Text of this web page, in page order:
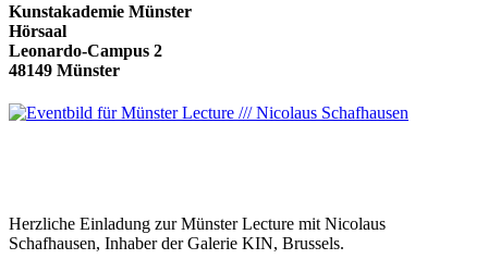
Kunstakademie Münster
Hörsaal
Leonardo-Campus 2
48149 Münster
Herzliche Einladung zur Münster Lecture mit Nicolaus
Schafhausen, Inhaber der Galerie KIN, Brussels.